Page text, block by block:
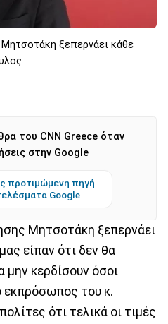
ξεπερνάει κάθε
του CNN Greece όταν
στην Google
προτιμώμενη πηγή
Google
Μητσοτάκη ξεπερνάει
είπαν ότι δεν θα
μην κερδίσουν όσοι
εκπρόσωπος του κ.
ότι τελικά οι τιμές